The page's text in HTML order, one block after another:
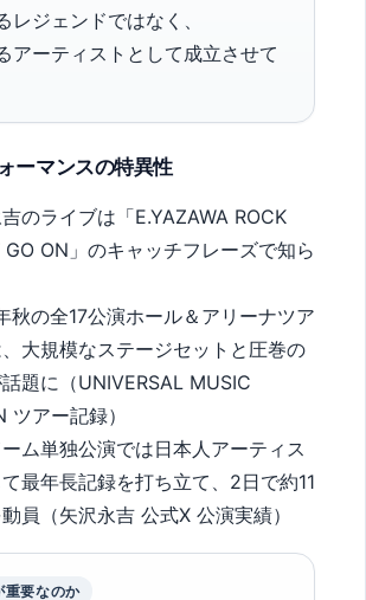
レジェンドではなく、
アーティストとして成立させて
ーマンスの特異性
のライブは「E.YAZAWA ROCK
GO ON」のキャッチフレーズで知ら
秋の全17公演ホール＆アリーナツア
大規模なステージセットと圧巻の
題に（UNIVERSAL MUSIC
ツアー記録）
ム単独公演では日本人アーティス
て最年長記録を打ち立て、2日で約11
員（矢沢永吉 公式X 公演実績）
重要なのか